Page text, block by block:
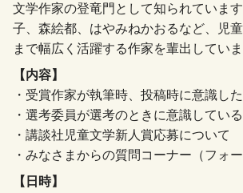
文学作家の登竜門として知られていま
子、森絵都、はやみねかおるなど、児
まで幅広く活躍する作家を輩出していま
【内容】
・受賞作家が執筆時、投稿時に意識し
・選考委員が選考のときに意識してい
・講談社児童文学新人賞応募について
・みなさまからの質問コーナー（フォ
【日時】